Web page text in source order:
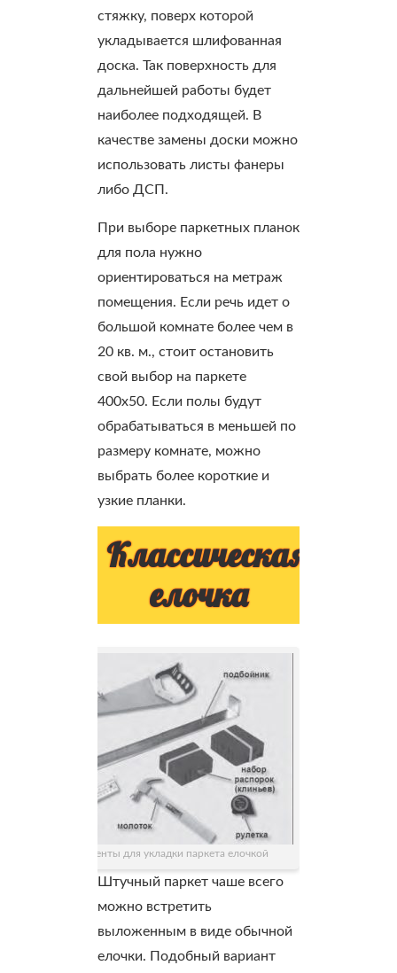
стяжку, поверх которой
укладывается шлифованная
доска. Так поверхность для
дальнейшей работы будет
наиболее подходящей. В
качестве замены доски можно
использовать листы фанеры
либо ДСП.
При выборе паркетных планок
для пола нужно
ориентироваться на метраж
помещения. Если речь идет о
большой комнате более чем в
20 кв. м., стоит остановить
свой выбор на паркете
400х50. Если полы будут
обрабатываться в меньшей по
размеру комнате, можно
выбрать более короткие и
узкие планки.
Классическая
елочка
Инструменты для укладки паркета елочкой
Штучный паркет чаше всего
можно встретить
выложенным в виде обычной
елочки. Подобный вариант